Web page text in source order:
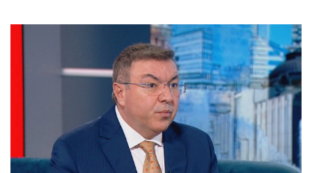
ЮГ
k.kassabova@flagman.bg